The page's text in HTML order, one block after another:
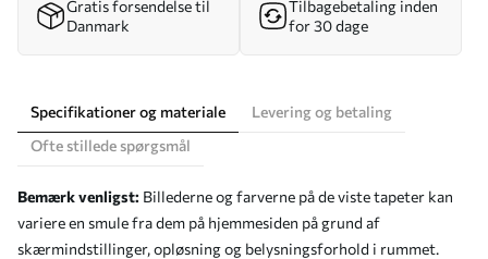
Gratis forsendelse til
Danmark
Tilbagebetaling inden
for 30 dage
Specifikationer og materiale
Levering og betaling
Ofte stillede spørgsmål
Bemærk venligst: Billederne og farverne på de viste tapeter kan
variere en smule fra dem på hjemmesiden på grund af
skærmindstillinger, opløsning og belysningsforhold i rummet.